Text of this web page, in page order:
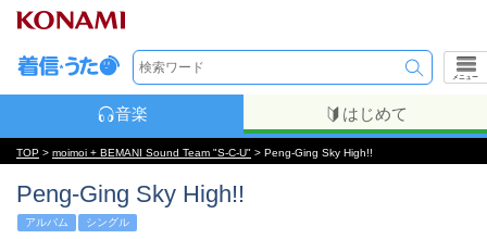
メニュー
音楽 はじめて
TOP > moimoi + BEMANI Sound Team "S-C-U" > Peng-Ging Sky High!!
Peng-Ging Sky High!!
アルバム シングル